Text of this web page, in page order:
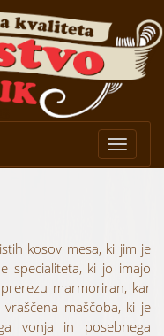
Toggle
kosov mesa, ki jim je
specialiteta, ki jo imajo
marmoriran, kar
maščoba, ki je
vonja in posebnega